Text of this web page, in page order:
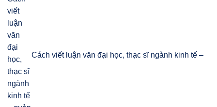
Cách viết luận văn đại học, thạc sĩ ngành kinh tế –